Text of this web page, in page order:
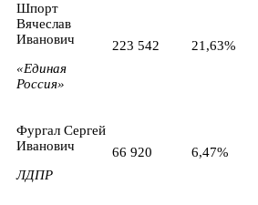
Шпорт
Вячеслав
Иванович
«Единая
Россия»
223 542 21,63%
Фургал Сергей
Иванович
ЛДПР
66 920 6,47%